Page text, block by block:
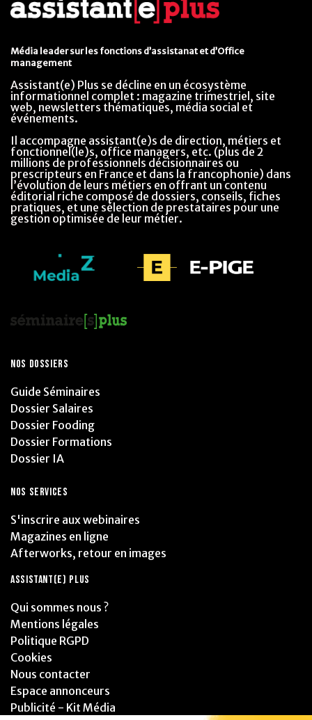
Média leader sur les fonctions d’assistanat et d’Office
management
Assistant(e) Plus se décline en un écosystème
informationnel complet : magazine trimestriel, site
web, newsletters thématiques, média social et
événements.
Il accompagne assistant(e)s de direction, métiers et
fonctionnel(le)s, office managers, etc. (plus de 2
millions de professionnels décisionnaires ou
prescripteurs en France et dans la francophonie) dans
l’évolution de leurs métiers en offrant un contenu
éditorial riche composé de dossiers, conseils, fiches
pratiques, et une sélection de prestataires pour une
gestion optimisée de leur métier.
NOS DOSSIERS
Guide Séminaires
Dossier Salaires
Dossier Fooding
Dossier Formations
Dossier IA
NOS SERVICES
S'inscrire aux webinaires
Magazines en ligne
Afterworks, retour en images
ASSISTANT(E) PLUS
Qui sommes nous ?
Mentions légales
Politique RGPD
Cookies
Nous contacter
Espace annonceurs
Publicité - Kit Média